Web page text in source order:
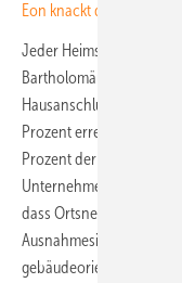
Eon knackt die
Jeder Heimspeicher
Bartholomäus verfügten
Hausanschlüsse über
Prozent erreichten den
Prozent der Anlagen
Unternehmens
dass Ortsnetze durch
Ausnahmesituationen
gebäudeorientierter